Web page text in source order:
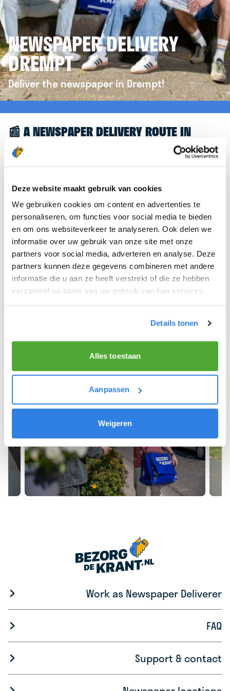
Deze website maakt gebruik van cookies
We gebruiken cookies om content en advertenties te
personaliseren, om functies voor social media te bieden
en om ons websiteverkeer te analyseren. Ook delen we
informatie over uw gebruik van onze site met onze
partners voor social media, adverteren en analyse. Deze
partners kunnen deze gegevens combineren met andere
informatie die u aan ze heeft verstrekt of die ze hebben
verzameld op basis van uw gebruik van hun services.
Details tonen
Alles toestaan
Aanpassen
Weigeren
NEWSPAPER DELIVERY
DREMPT
Deliver the newspaper in Drempt!
📰 A NEWSPAPER DELIVERY ROUTE IN
DREMPT
Great to see you're interested in a newspaper
like to refer you to thekrantenbezorgen.nl
website. There, you can easily sign up to deliver
newspapers in Drempt.
We hope you can get started soon and wish you
the best of luck! 🚴‍♂️💨
Work as Newspaper Deliverer
FAQ
Support & contact